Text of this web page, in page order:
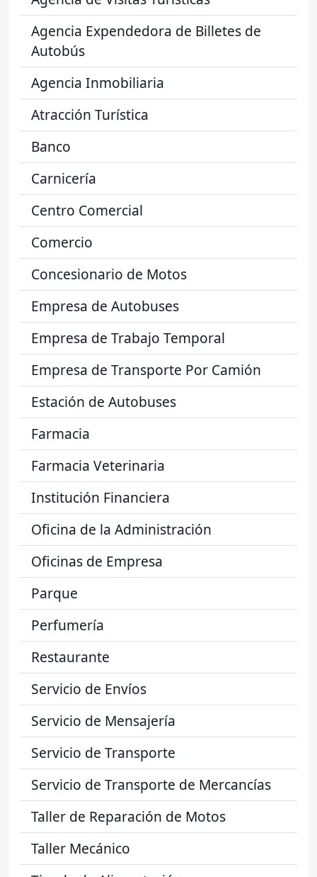
Agencia Expendedora de Billetes de
Autobús
Agencia Inmobiliaria
Atracción Turística
Banco
Carnicería
Centro Comercial
Comercio
Concesionario de Motos
Empresa de Autobuses
Empresa de Trabajo Temporal
Empresa de Transporte Por Camión
Estación de Autobuses
Farmacia
Farmacia Veterinaria
Institución Financiera
Oficina de la Administración
Oficinas de Empresa
Parque
Perfumería
Restaurante
Servicio de Envíos
Servicio de Mensajería
Servicio de Transporte
Servicio de Transporte de Mercancías
Taller de Reparación de Motos
Taller Mecánico